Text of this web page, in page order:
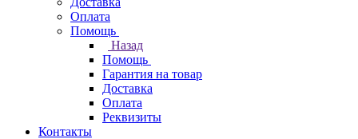
Оплата
Помощь
Назад
Помощь
Гарантия на товар
Доставка
Оплата
Реквизиты
Контакты